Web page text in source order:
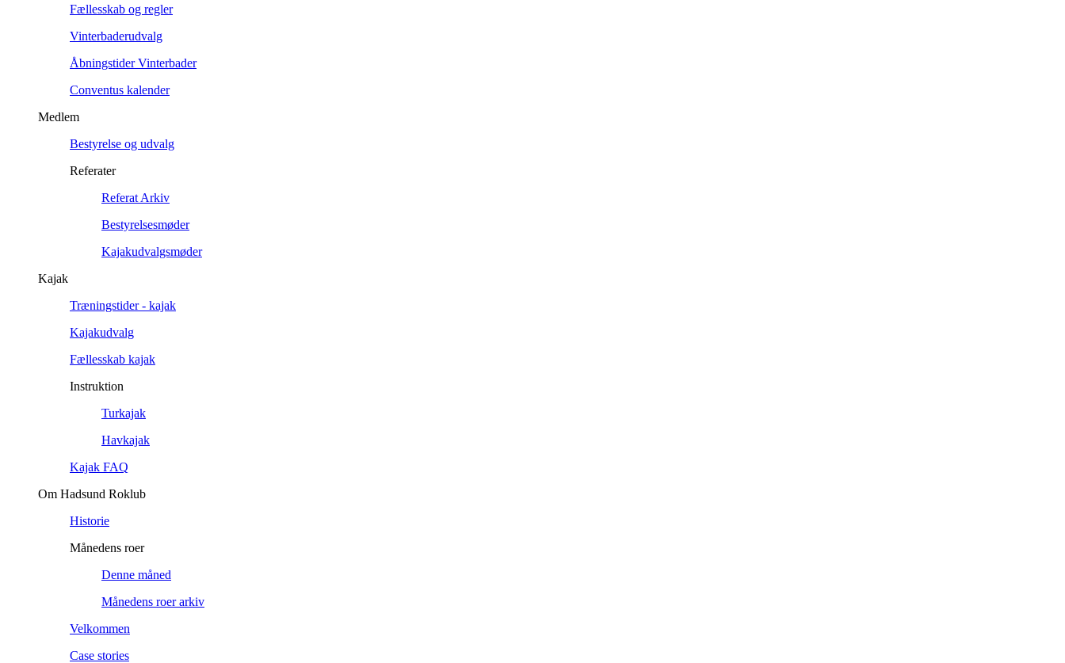
Fællesskab og regler
Vinterbaderudvalg
Åbningstider Vinterbader
Conventus kalender
Medlem
Bestyrelse og udvalg
Referater
Referat Arkiv
Bestyrelsesmøder
Kajakudvalgsmøder
Kajak
Træningstider - kajak
Kajakudvalg
Fællesskab kajak
Instruktion
Turkajak
Havkajak
Kajak FAQ
Om Hadsund Roklub
Historie
Månedens roer
Denne måned
Månedens roer arkiv
Velkommen
Case stories